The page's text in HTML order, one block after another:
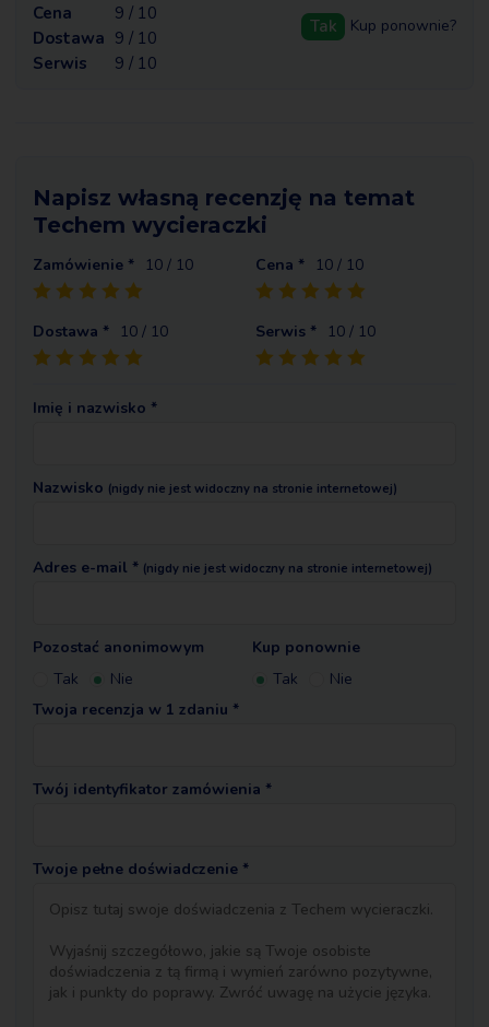
Cena
9 / 10
Dostawa 9 / 10
Serwis
9 / 10
Tak Kup ponownie?
Napisz własną recenzję na temat
Techem wycieraczki
Zamówienie * 10 / 10 Cena * 10 / 10
Dostawa * 10 / 10 Serwis * 10 / 10
Imię i nazwisko *
Nazwisko (nigdy nie jest widoczny na stronie internetowej)
Adres e-mail * (nigdy nie jest widoczny na stronie internetowej)
Pozostać anonimowym
Tak
Nie
Kup ponownie
Tak
Nie
Twoja recenzja w 1 zdaniu *
Twój identyfikator zamówienia *
Twoje pełne doświadczenie *